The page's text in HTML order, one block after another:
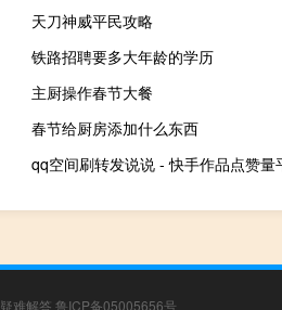
天刀神威平民攻略
铁路招聘要多大年龄的学历
主厨操作春节大餐
春节给厨房添加什么东西
qq空间刷转发说说 - 快手作品点赞量
疑难解答 鲁ICP备05005656号